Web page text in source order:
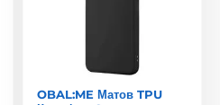
OBAL:ME Матов TPU